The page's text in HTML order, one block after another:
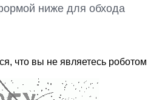
ниже для обхода
что вы не являетесь роботом